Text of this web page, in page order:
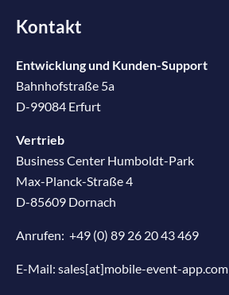
Kontakt
Entwicklung und Kunden-Support
Bahnhofstraße 5a
D-99084 Erfurt
Vertrieb
Business Center Humboldt-Park
Max-Planck-Straße 4
D-85609 Dornach
Anrufen: +49 (0) 89 26 20 43 469
E-Mail: sales[at]mobile-event-app.com